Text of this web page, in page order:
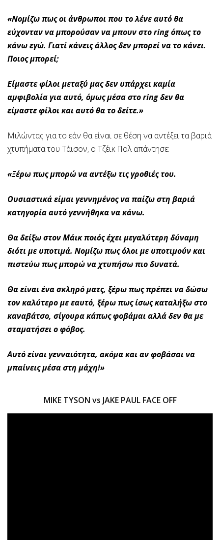
«Νομίζω πως οι άνθρωποι που το λένε αυτό θα
εύχονταν να μπορούσαν να μπουν στο ring όπως το
κάνω εγώ. Γιατί κάνεις άλλος δεν μπορεί να το κάνει.
Ποιος μπορεί;
Είμαστε φίλοι μεταξύ μας δεν υπάρχει καμία
αμφιβολία για αυτό, όμως μέσα στο ring δεν θα
είμαστε φίλοι και αυτό θα το δείτε.»
Μιλώντας για το εάν θα είναι σε θέση να αντέξει τα βαριά
χτυπήματα του Τάισον, ο Τζέικ Πολ απάντησε:
«Ξέρω πως μπορώ να αντέξω τις γροθιές του.
Ουσιαστικά είμαι γεννημένος να παίζω στη βαριά
κατηγορία αυτό γεννήθηκα να κάνω.
Θα δείξω στον Μάικ ποιός έχει μεγαλύτερη δύναμη
διότι με υποτιμά. Νομίζω πως όλοι με υποτιμούν και
πιστεύω πως μπορώ να χτυπήσω πιο δυνατά.
Θα είναι ένα σκληρό ματς, ξέρω πως πρέπει να δώσω
τον καλύτερο με εαυτό, ξέρω πως ίσως καταλήξω στο
καναβάτσο, σίγουρα κάπως φοβάμαι αλλά δεν θα με
σταματήσει ο φόβος.
Αυτό είναι γενναιότητα, ακόμα και αν φοβάσαι να
μπαίνεις μέσα στη μάχη!»
MIKE TYSON vs JAKE PAUL FACE OFF